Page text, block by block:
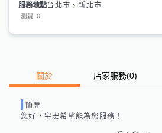
服務地點台北市、新北市
瀏覽 0
關於 店家服務(0)
簡歷
您好， 宇宏希望能為您服務！